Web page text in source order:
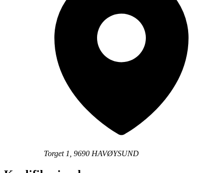
Torget 1, 9690 HAVØYSUND